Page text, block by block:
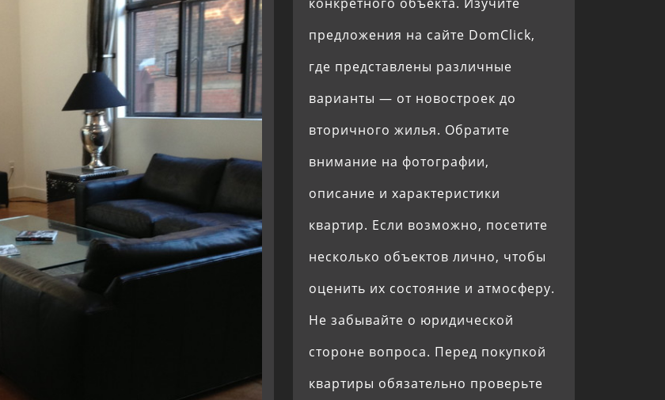
предложения на сайте DomClick,
где представлены различные
варианты — от новостроек до
вторичного жилья. Обратите
внимание на фотографии,
описание и характеристики
квартир. Если возможно, посетите
несколько объектов лично, чтобы
оценить их состояние и атмосферу.
Не забывайте о юридической
стороне вопроса. Перед покупкой
квартиры обязательно проверьте